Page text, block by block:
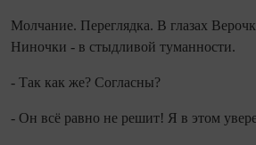
Молчание. Переглядка. В глазах
Ниночки - в стыдливой туманности.
- Так как же? Согласны?
- Он всё равно не решит! Я в этом